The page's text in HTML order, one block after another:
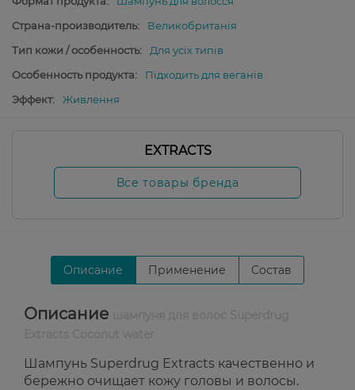
Страна-производитель:
Великобританія
Тип кожи / особенность:
Для усіх типів
Особенность продукта:
Підходить для веганів
Эффект:
Живлення
EXTRACTS
Все товары бренда
Описание Применение Состав
Описание
Шампунь Superdrug Extracts качественно и
бережно очищает кожу головы и волосы.